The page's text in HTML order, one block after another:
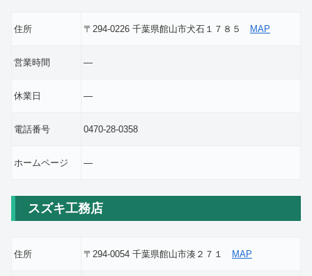
住所 〒294-0226 千葉県館山市犬石１７８５ MAP
営業時間 ―
休業日 ―
電話番号 0470-28-0358
ホームページ ―
スズキ工務店
住所 〒294-0054 千葉県館山市湊２７１ MAP